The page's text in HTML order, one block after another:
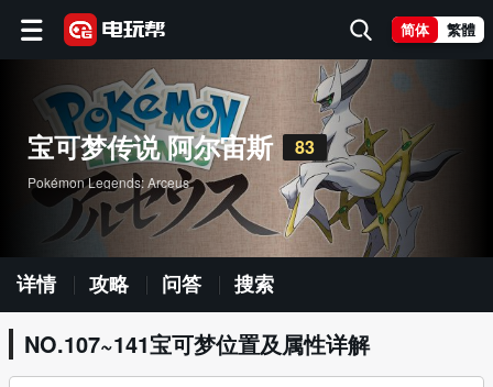
简体 繁體
宝可梦传说 阿尔宙斯 83
Pokémon Legends: Arceus
详情 攻略 问答 搜索
NO.107~141宝可梦位置及属性详解